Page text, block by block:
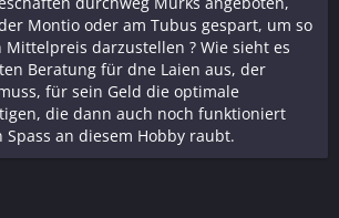
Montio oder am Tubus gespart, um so
darzustellen ? Wie sieht es
Beratung für dne Laien aus, der
für sein Geld die optimale
die dann auch noch funktioniert
an diesem Hobby raubt.